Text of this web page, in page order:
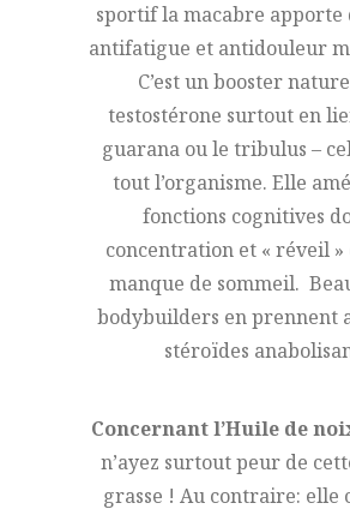
sportif la macabre apporte
antifatigue et antidouleur
C’est un booster
testostérone surtout en
guarana ou le tribulus –
tout l’organisme. Elle
fonctions cognitives
concentration et « réveil »
manque de sommeil.
bodybuilders en prennent
stéroïdes
Concernant l’Huile de
n’ayez surtout peur de
grasse ! Au contraire: elle